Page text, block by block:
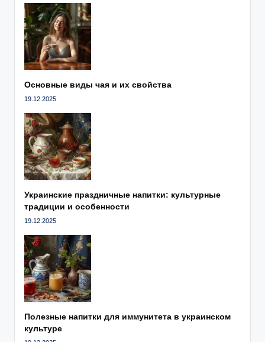
Основные виды чая и их свойства
19.12.2025
Украинские праздничные напитки: культурные
традиции и особенности
19.12.2025
Полезные напитки для иммунитета в украинском
культуре